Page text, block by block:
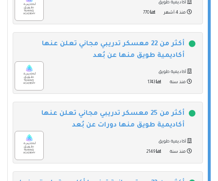
أكاديمية طويق
منذ 4 أشهر
أكثر من 22 معسكر تدريبي مجاني تعلن عنها
أكاديمية طويق منها عن بُعد
أكاديمية طويق
منذ سنة
أكثر من 25 معسكر تدريبي مجاني تعلن عنها
أكاديمية طويق منها دورات عن بُعد
أكاديمية طويق
منذ سنة